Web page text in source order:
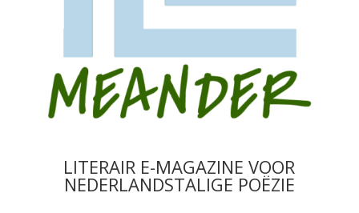
LITERAIR E-MAGAZINE VOOR
NEDERLANDSTALIGE POËZIE